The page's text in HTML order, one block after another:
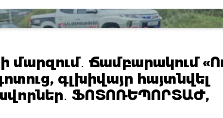
Ճամբարակում
գլխիվայր հայտնվել
ՖՈՏՈՌԵՊՈՐՏԱԺ,